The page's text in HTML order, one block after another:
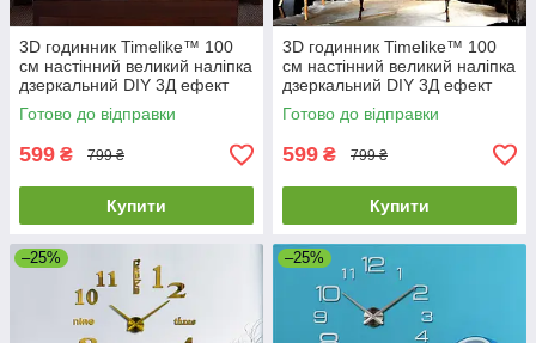
3D годинник Timelike™ 100
см настінний великий наліпка
дзеркальний DIY 3Д ефект
Написи-S сріблястий
Готово до відправки
599 ₴ 799 ₴
Купити
3D годинник Timelike™ 100
см настінний великий наліпка
дзеркальний DIY 3Д ефект
Написи-B чорний
Готово до відправки
599 ₴ 799 ₴
Купити
–25% –25%